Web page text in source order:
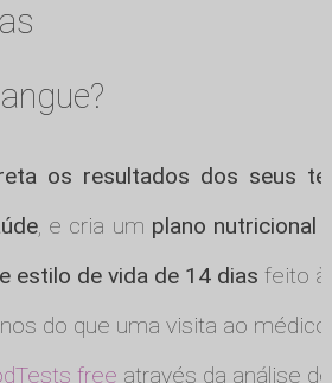
os resultados dos seus
, e cria um plano nutricional
estilo de vida de 14 dias feito à
do que uma visita ao médico.
free através da análise